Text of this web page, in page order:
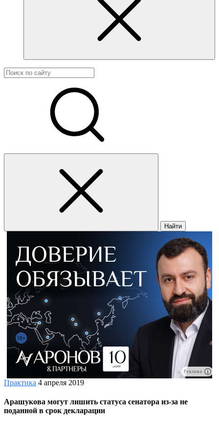
Найти
Реклама
Практика 4 апреля 2019
Арашукова могут лишить статуса сенатора из-за не
поданной в срок декларации